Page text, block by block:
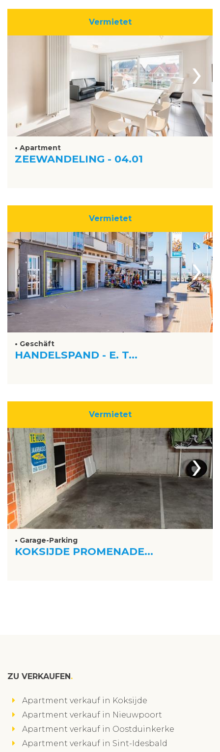
Vermietet
›
• Apartment
ZEEWANDELING - 04.01
Vermietet
›
• Geschäft
HANDELSPAND - E. T...
Vermietet
›
• Garage-Parking
KOKSIJDE PROMENADE...
ZU VERKAUFEN
Apartment verkauf in Koksijde
Apartment verkauf in Nieuwpoort
Apartment verkauf in Oostduinkerke
Apartment verkauf in Sint-Idesbald